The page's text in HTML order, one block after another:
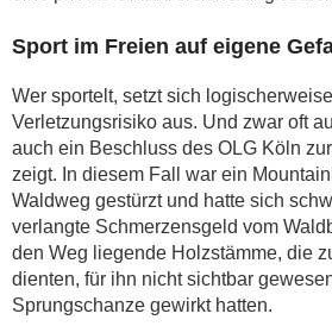
Sport im Freien auf eigene
Wer sportelt, setzt sich
Verletzungsrisiko aus. Und zwar oft
auch ein Beschluss des OLG Köln
zeigt. In diesem Fall war ein
Waldweg gestürzt und hatte sich
verlangte Schmerzensgeld vom
den Weg liegende Holzstämme, die
dienten, für ihn nicht sichtbar
Sprungschanze gewirkt hatten.